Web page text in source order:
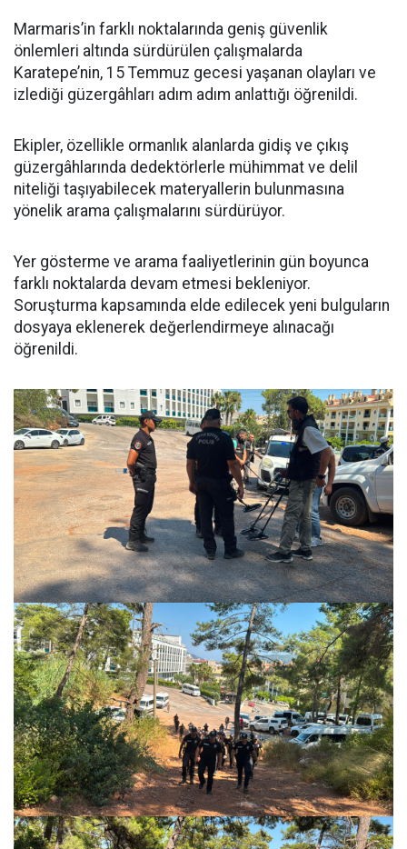
Marmaris’in farklı noktalarında geniş güvenlik
önlemleri altında sürdürülen çalışmalarda
Karatepe’nin, 15 Temmuz gecesi yaşanan olayları ve
izlediği güzergâhları adım adım anlattığı öğrenildi.
Ekipler, özellikle ormanlık alanlarda gidiş ve çıkış
güzergâhlarında dedektörlerle mühimmat ve delil
niteliği taşıyabilecek materyallerin bulunmasına
yönelik arama çalışmalarını sürdürüyor.
Yer gösterme ve arama faaliyetlerinin gün boyunca
farklı noktalarda devam etmesi bekleniyor.
Soruşturma kapsamında elde edilecek yeni bulguların
dosyaya eklenerek değerlendirmeye alınacağı
öğrenildi.